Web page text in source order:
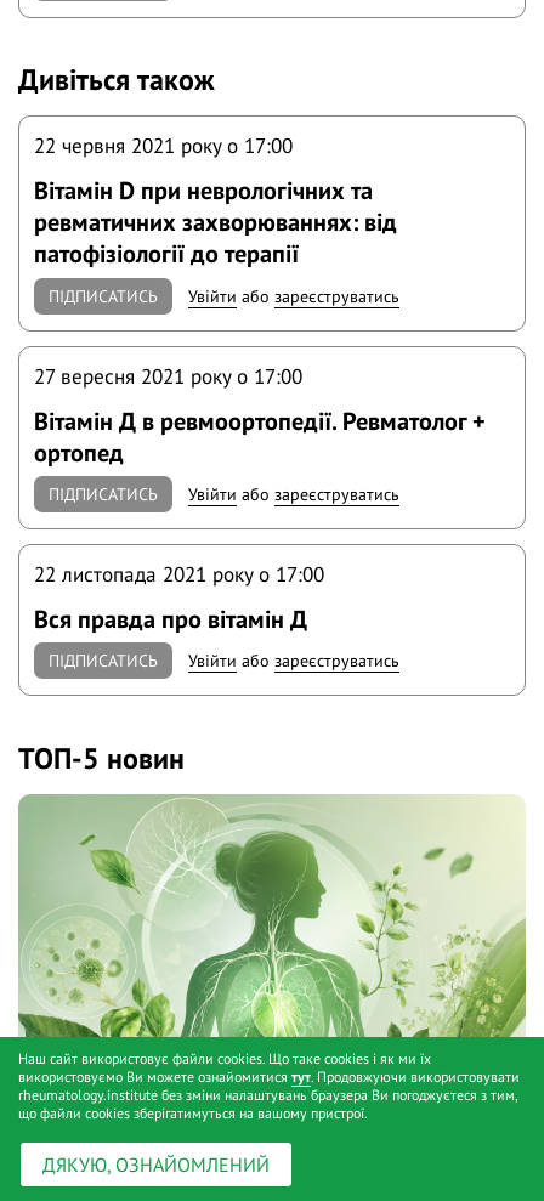
Дивіться також
22 червня 2021 року o 17:00
Вітамін D при неврологічних та
ревматичних захворюваннях: від
патофізіології до терапії
ПІДПИСАТИСЬ Увійти абозареєструватись
27 вересня 2021 року o 17:00
Вітамін Д в ревмоортопедії. Ревматолог +
ортопед
ПІДПИСАТИСЬ Увійти абозареєструватись
22 листопада 2021 року o 17:00
Вся правда про вітамін Д
ПІДПИСАТИСЬ Увійти абозареєструватись
ТОП-5 новин
Наш сайт використовує файли cookies. Що таке cookies і як ми їх
використовуємо Ви можете ознайомитися тут. Продовжуючи використовувати
rheumatology.institute без зміни налаштувань браузера Ви погоджуєтеся з тим,
що файли cookies зберігатимуться на вашому пристрої.
ДЯКУЮ, ОЗНАЙОМЛЕНИЙ